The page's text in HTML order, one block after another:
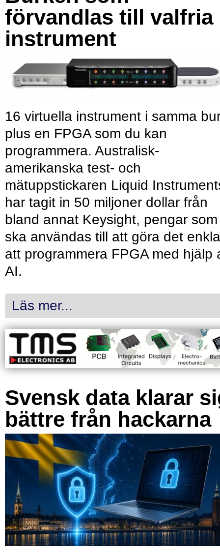
förvandlas till valfria
instrument
16 virtuella instrument i samma
plus en FPGA som du kan
programmera. Australisk-
amerikanska test- och
mätuppstickaren Liquid
har tagit in 50 miljoner dollar från
bland annat Keysight, pengar som
ska användas till att göra det
att programmera FPGA med hjälp
AI.
Läs mer...
Svensk data klarar
bättre från hackarna